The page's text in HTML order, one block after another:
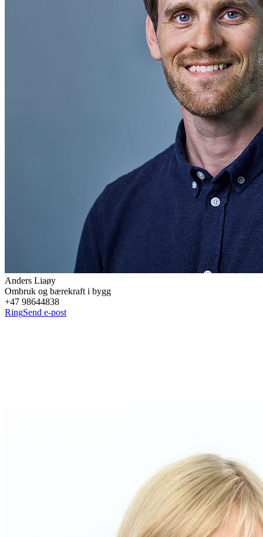
Anders Liaøy
Ombruk og bærekraft i bygg
+47 98644838
RingSend e-post